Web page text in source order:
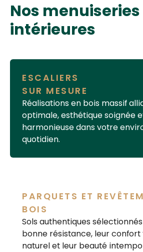
Nos menuiseries
intérieures
ESCALIERS
SUR MESURE
Réalisations en bois massif
optimale, esthétique soignée
harmonieuse dans votre
quotidien.
PARQUETS ET
BOIS
Sols authentiques
bonne résistance, leurconfort
naturel et leur beauté